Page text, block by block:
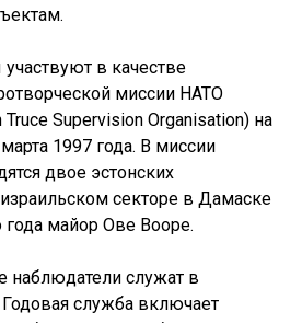
в качестве
миссии НАТО
Truce Supervision Organisation) на
1997 года. В миссии
двое эстонских
секторе в Дамаске
года майор Ове Вооре.
наблюдатели служат в
служба включает